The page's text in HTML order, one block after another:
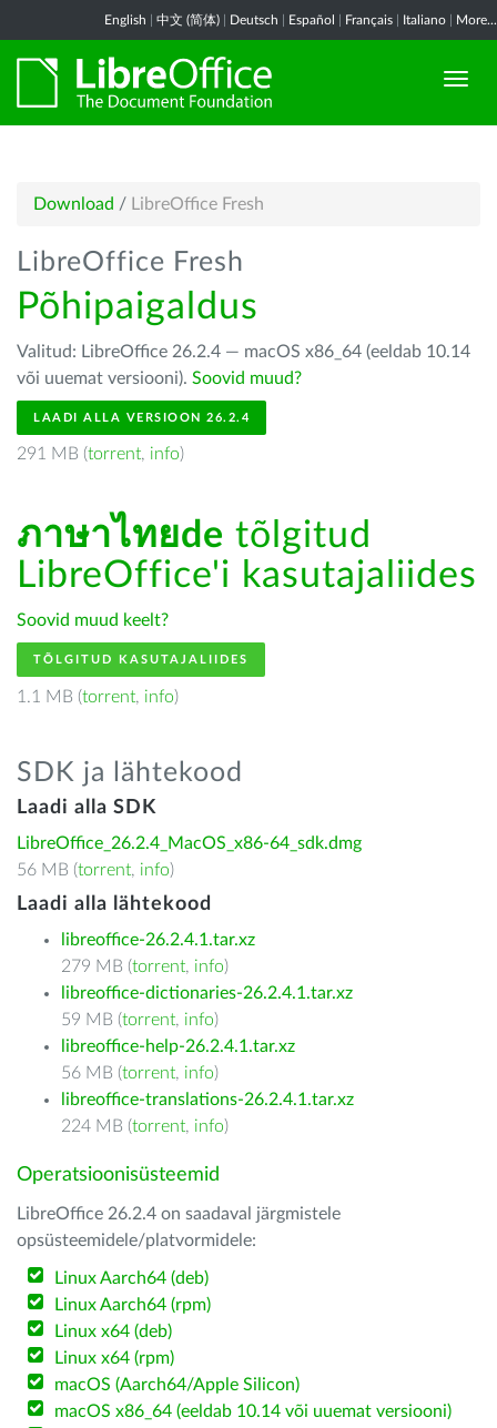
English 中文 (简体) Deutsch Español Français Italiano More...
Download / LibreOffice Fresh
LibreOffice Fresh
Põhipaigaldus
Valitud: LibreOffice 26.2.4 — macOS x86_64 (eeldab 10.14
või uuemat versiooni). Soovid muud?
LAADI ALLA VERSIOON 26.2.4
291 MB (torrent, info)
ภาษาไทยde tõlgitud
LibreOffice'i kasutajaliides
Soovid muud keelt?
TÕLGITUD KASUTAJALIIDES
1.1 MB (torrent, info)
SDK ja lähtekood
Laadi alla SDK
LibreOffice_26.2.4_MacOS_x86-64_sdk.dmg
56 MB (torrent, info)
Laadi alla lähtekood
libreoffice-26.2.4.1.tar.xz
279 MB (torrent, info)
libreoffice-dictionaries-26.2.4.1.tar.xz
59 MB (torrent, info)
libreoffice-help-26.2.4.1.tar.xz
56 MB (torrent, info)
libreoffice-translations-26.2.4.1.tar.xz
224 MB (torrent, info)
Operatsioonisüsteemid
LibreOffice 26.2.4 on saadaval järgmistele
opsüsteemidele/platvormidele:
Linux Aarch64 (deb)
Linux Aarch64 (rpm)
Linux x64 (deb)
Linux x64 (rpm)
macOS (Aarch64/Apple Silicon)
macOS x86_64 (eeldab 10.14 või uuemat versiooni)